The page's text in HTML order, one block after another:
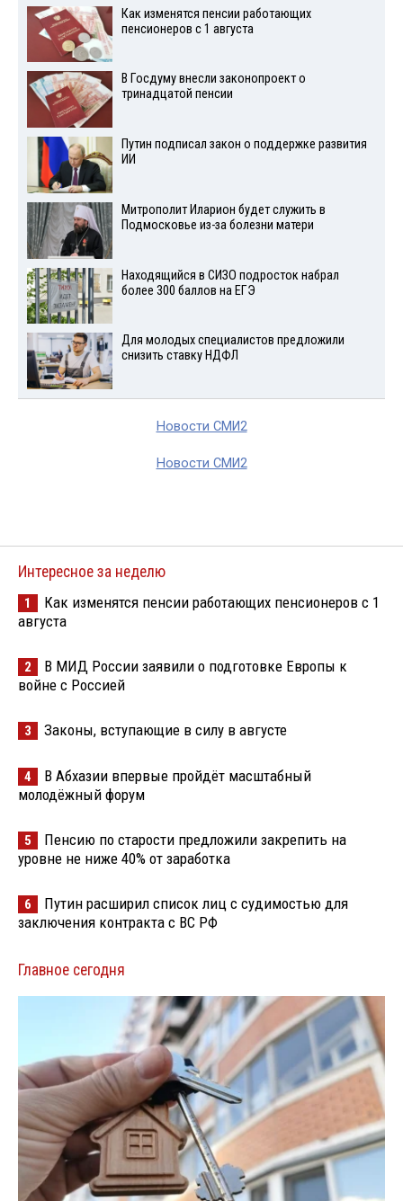
Как изменятся пенсии работающих
пенсионеров с 1 августа
В Госдуму внесли законопроект о
тринадцатой пенсии
Путин подписал закон о поддержке развития
ИИ
Митрополит Иларион будет служить в
Подмосковье из-за болезни матери
Находящийся в СИЗО подросток набрал
более 300 баллов на ЕГЭ
Для молодых специалистов предложили
снизить ставку НДФЛ
Новости СМИ2
Новости СМИ2
Интересное за неделю
1
Как изменятся пенсии работающих пенсионеров с 1
августа
2
В МИД России заявили о подготовке Европы к
войне с Россией
3 Законы, вступающие в силу в августе
4
В Абхазии впервые пройдёт масштабный
молодёжный форум
5
Пенсию по старости предложили закрепить на
уровне не ниже 40% от заработка
6
Путин расширил список лиц с судимостью для
заключения контракта с ВС РФ
Главное сегодня